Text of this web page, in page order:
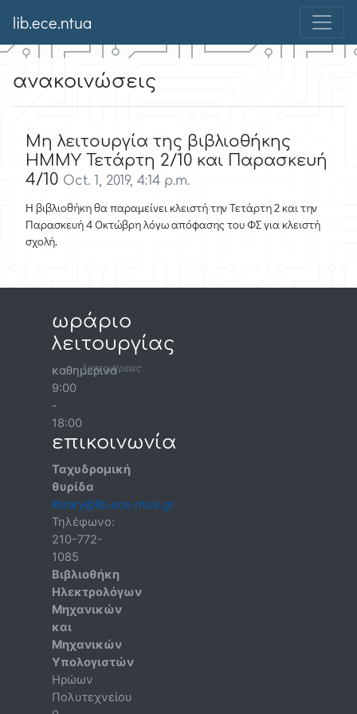
lib.ece.ntua
ανακοινώσεις
Μη λειτουργία της βιβλιοθήκης
ΗΜΜΥ Τετάρτη 2/10 και Παρασκευή
4/10 Oct. 1, 2019, 4:14 p.m.
Η βιβλιοθήκη θα παραμείνει κλειστή την Τετάρτη 2 και την
Παρασκευή 4 Οκτώβρη λόγω απόφασης του ΦΣ για κλειστή
σχολή.
ωράριο
λειτουργίας
καθημερινά
9:00
-
18:00
λεπτομέρειες
επικοινωνία
Ταχυδρομική
θυρίδα
library@lib.ece.ntua.gr
Τηλέφωνο:
210-772-
1085
Βιβλιοθήκη
Ηλεκτρολόγων
Μηχανικών
και
Μηχανικών
Υπολογιστών
Ηρώων
Πολυτεχνείου